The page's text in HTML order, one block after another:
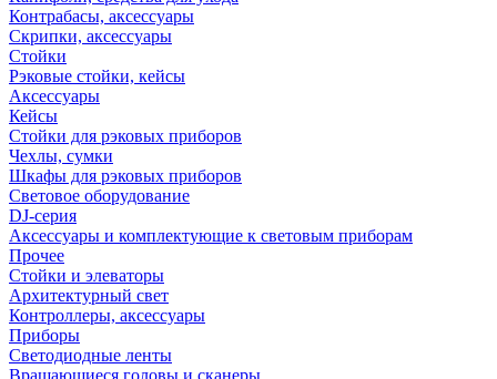
Контрабасы, аксессуары
Скрипки, аксессуары
Стойки
Рэковые стойки, кейсы
Аксессуары
Кейсы
Стойки для рэковых приборов
Чехлы, сумки
Шкафы для рэковых приборов
Световое оборудование
DJ-серия
Аксессуары и комплектующие к световым приборам
Прочее
Стойки и элеваторы
Архитектурный свет
Контроллеры, аксессуары
Приборы
Светодиодные ленты
Вращающиеся головы и сканеры